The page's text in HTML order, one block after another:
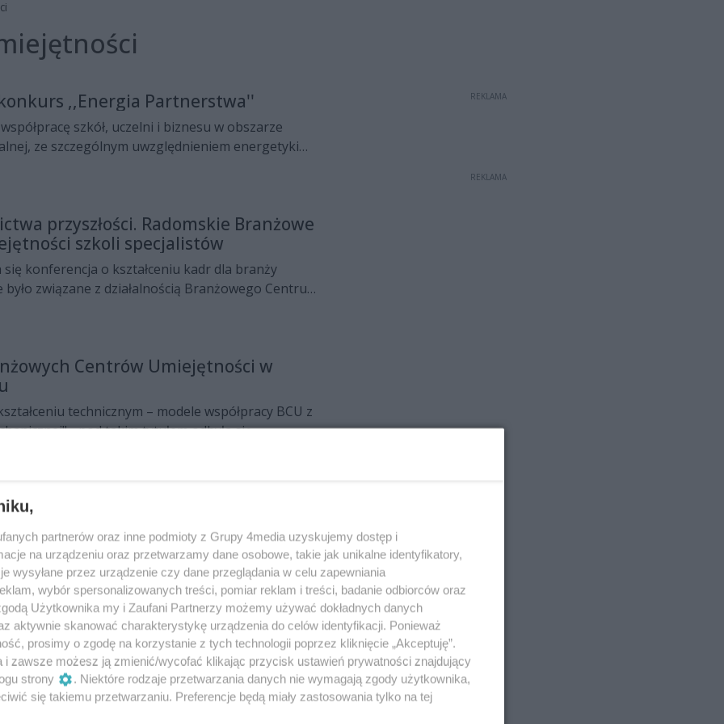
,,Energia Partnerstwa''
szkół, uczelni i biznesu w obszarze
ze szczególnym uwzględnieniem energetyki
z branży elektroenergetycznej i OZE.
przyszłości. Radomskie Branżowe
szkoli specjalistów
się konferencja o kształceniu kadr dla branży
związane z działalnością Branżowego Centrum
przy Zakładzie Doskonalenia
Centrów Umiejętności w
technicznym – modele współpracy BCU z
- pod takim tytułem odbyła się
Ośrodku Edukacyjnym w Jedlni-Letnisku.
się z nowoczesnym sprzętem i wysłuchać
Centrum Umiejętności w
do użytku nowe Branżowe Centrum Umiejętności.
17 mln zł, a dzięki niej uczniowie mają do swojej
obiekt z bardzo dobrym wyposażeniem.
BCU w Pionkach
zakończyć się prace budowlane związane z
Centrum Umiejętności w Pionkach. Do
tokarki i frezarki, maszyny, które
REKLAMA
REKLAMA
partnerów oraz inne podmioty z Grupy 4media uzyskujemy dostęp i
na urządzeniu oraz przetwarzamy dane osobowe, takie jak unikalne identyfikatory,
wysyłane przez urządzenie czy dane przeglądania w celu zapewniania
wybór spersonalizowanych treści, pomiar reklam i treści, badanie odbiorców oraz
Użytkownika my i Zaufani Partnerzy możemy używać dokładnych danych
aktywnie skanować charakterystykę urządzenia do celów identyfikacji. Ponieważ
prosimy o zgodę na korzystanie z tych technologii poprzez kliknięcie „Akceptuję”.
i zawsze możesz ją zmienić/wycofać klikając przycisk ustawień prywatności znajdujący
strony
. Niektóre rodzaje przetwarzania danych nie wymagają zgody użytkownika,
się takiemu przetwarzaniu. Preferencje będą miały zastosowania tylko na tej